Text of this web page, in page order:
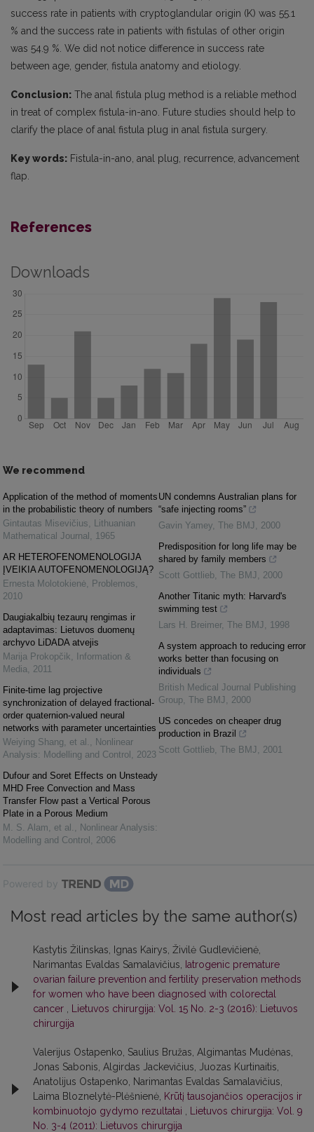
success rate in patients with cryptoglandular origin (K) was 55.1
% and the success rate in patients with fistulas of other origin
was 54.9 %. We did not notice difference in success rate
between age, gender, fistula anatomy and etiology.
Conclusion: The anal fistula plug method is a reliable method
in treat of complex fistula-in-ano. Future studies should help to
clarify the place of anal fistula plug in anal fistula surgery.
Key words: Fistula-in-ano, anal plug, recurrence, advancement
flap.
References
Downloads
We recommend
Application of the method of moments
in the probabilistic theory of numbers
Gintautas Misevičius, Lithuanian
Mathematical Journal , 1965
AR HETEROFENOMENOLOGIJA
ĮVEIKIA AUTOFENOMENOLOGIJĄ?
Ernesta Molotokienė, Problemos,
2010
Daugiakalbių tezaurų rengimas ir
adaptavimas: Lietuvos duomenų
archyvo LiDADA atvejis
Marija Prokopčik,
Information &
Media, 2011
Finite-time lag projective
synchronization of delayed fractional-
order quaternion-valued neural
networks with parameter uncertainties
Weiying Shang, et al. , Nonlinear
Analysis: Modelling and Control , 2023
Dufour and Soret Effects on Unsteady
MHD Free Convection and Mass
Transfer Flow past a Vertical Porous
Plate in a Porous Medium
M. S. Alam, et al. , Nonlinear Analysis:
Modelling and Control , 2006
UN condemns Australian plans for
“safe injecting rooms”
Gavin Yamey, The BMJ, 2000
Predisposition for long life may be
shared by family members
Scott Gottlieb, The BMJ, 2000
Another Titanic myth: Harvard's
swimming test
Lars H. Breimer, The BMJ, 1998
A system approach to reducing error
works better than focusing on
individuals
British Medical Journal Publishing
Group, The BMJ, 2000
US concedes on cheaper drug
production in Brazil
Scott Gottlieb, The BMJ, 2001
Powered by
Most read articles by the same author(s)
Kastytis Žilinskas, Ignas Kairys, Živilė Gudlevičienė,
Narimantas Evaldas Samalavičius,
Iatrogenic premature
ovarian failure prevention and fertility preservation methods
for women who have been diagnosed with colorectal
cancer
Lietuvos chirurgija: Vol. 15 No. 2-3 (2016): Lietuvos
chirurgija
Valerijus Ostapenko, Saulius Bružas, Algimantas Mudėnas,
Jonas Sabonis, Algirdas Jackevičius, Juozas Kurtinaitis,
Anatolijus Ostapenko, Narimantas Evaldas Samalavičius,
Laima Bloznelytė-Plėšnienė, Krūtį tausojančios operacijos ir
kombinuotojo gydymo rezultatai
Lietuvos chirurgija: Vol. 9
No. 3-4 (2011): Lietuvos chirurgija